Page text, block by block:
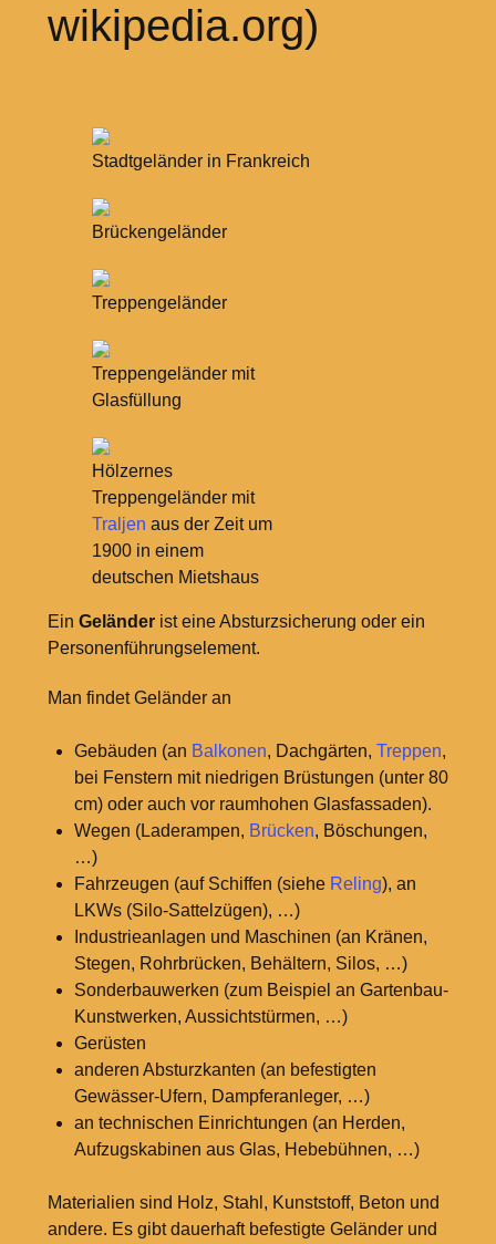
wikipedia.org)
Stadtgeländer in Frankreich
Brückengeländer
Treppengeländer
Treppengeländer mit
Glasfüllung
Hölzernes
Treppengeländer mit
Traljen aus der Zeit um
1900 in einem
deutschen Mietshaus
Ein Geländerist eine Absturzsicherung oder ein
Personenführungselement.
Man findet Geländer an
Gebäuden (an Balkonen, Dachgärten, Treppen,
bei Fenstern mit niedrigen Brüstungen (unter 80
cm) oder auch vor raumhohen Glasfassaden).
Wegen (Laderampen, Brücken, Böschungen,
…)
Fahrzeugen (auf Schiffen (siehe Reling), an
LKWs (Silo-Sattelzügen), …)
Industrieanlagen und Maschinen (an Kränen,
Stegen, Rohrbrücken, Behältern, Silos, …)
Sonderbauwerken (zum Beispiel an Gartenbau-
Kunstwerken, Aussichtstürmen, …)
Gerüsten
anderen Absturzkanten (an befestigten
Gewässer-Ufern, Dampferanleger, …)
an technischen Einrichtungen (an Herden,
Aufzugskabinen aus Glas, Hebebühnen, …)
Materialien sind Holz, Stahl, Kunststoff, Beton und
andere. Es gibt dauerhaft befestigte Geländer und